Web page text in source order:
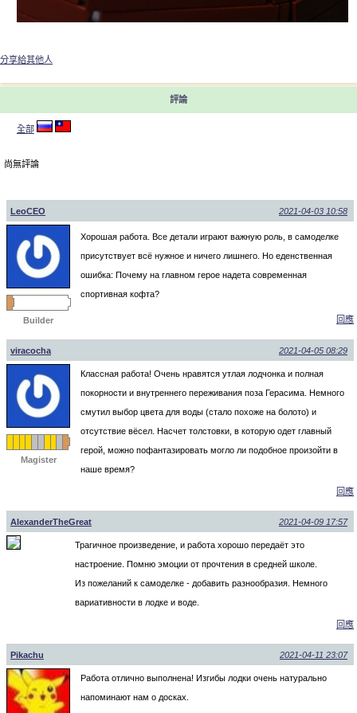
分享給其他人
評論
全部
尚無評論
LeoCEO 2021-04-03 10:58
Builder
Хорошая работа. Все детали играют важную роль, в самоделке
присутствует всё нужное и ничего лишнего. Но еденственная
ошибка: Почему на главном герое надета современная
спортивная кофта?
回應
viracocha 2021-04-05 08:29
Magister
Классная работа! Очень нравятся утлая лодчонка и полная
покорности и внутреннего переживания поза Герасима. Немного
смутил выбор цвета для воды (стало похоже на болото) и
отсутствие вёсел. Насчет толстовки, в которую одет главный
герой, можно пофантазировать могло ли подобное произойти в
наше время?
回應
AlexanderTheGreat 2021-04-09 17:57
Трагичное произведение, и работа хорошо передаёт это
настроение. Помню эмоции от прочтения в средней школе.
Из пожеланий к самоделке - добавить разнообразия. Немного
вариативности в лодке и воде.
回應
Pikachu 2021-04-11 23:07
Работа отлично выполнена! Изгибы лодки очень натурально
напоминают нам о досках.